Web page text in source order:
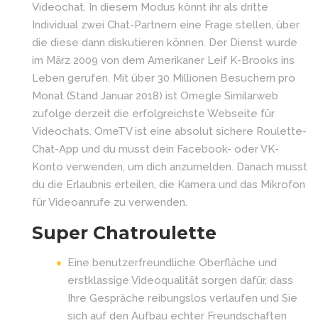
Videochat. In diesem Modus könnt ihr als dritte
Individual zwei Chat-Partnern eine Frage stellen, über
die diese dann diskutieren können. Der Dienst wurde
im März 2009 von dem Amerikaner Leif K-Brooks ins
Leben gerufen. Mit über 30 Millionen Besuchern pro
Monat (Stand Januar 2018) ist Omegle Similarweb
zufolge derzeit die erfolgreichste Webseite für
Videochats. OmeTV ist eine absolut sichere Roulette-
Chat-App und du musst dein Facebook- oder VK-
Konto verwenden, um dich anzumelden. Danach musst
du die Erlaubnis erteilen, die Kamera und das Mikrofon
für Videoanrufe zu verwenden.
Super Chatroulette
Eine benutzerfreundliche Oberfläche und
erstklassige Videoqualität sorgen dafür, dass
Ihre Gespräche reibungslos verlaufen und Sie
sich auf den Aufbau echter Freundschaften